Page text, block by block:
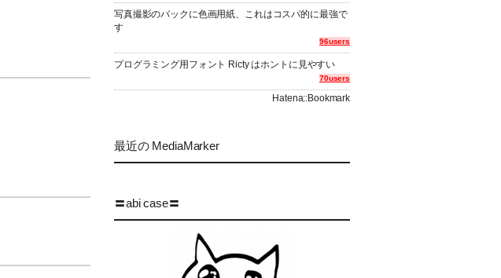
写真撮影のバックに色画用紙、これはコスパ的に最強で
す
96users
プログラミング用フォント Ricty はホントに見やすい
70users
Hatena::Bookmark
最近の MediaMarker
〓abi case〓